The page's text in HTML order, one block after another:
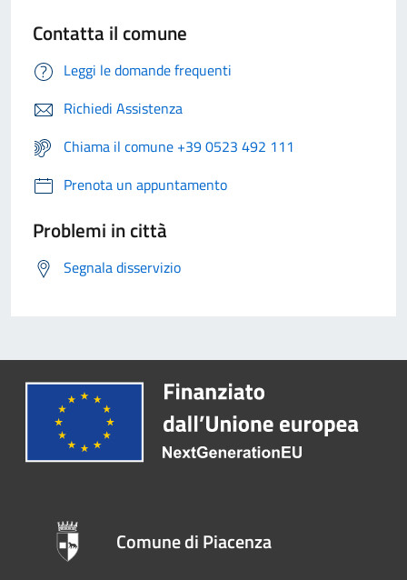
Contatta il comune
Leggi le domande frequenti
Richiedi Assistenza
Chiama il comune +39 0523 492 111
Prenota un appuntamento
Problemi in città
Segnala disservizio
Comune di Piacenza